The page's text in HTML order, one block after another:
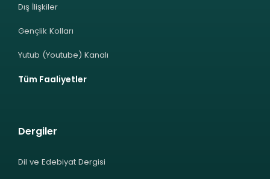
Dış İlişkiler
Gençlik Kolları
Yutub (Youtube) Kanalı
Tüm Faaliyetler
Dergiler
Dil ve Edebiyat Dergisi